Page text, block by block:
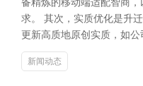
求。 其次，实质优化是升
更新高质地原创实质，如
新闻动态